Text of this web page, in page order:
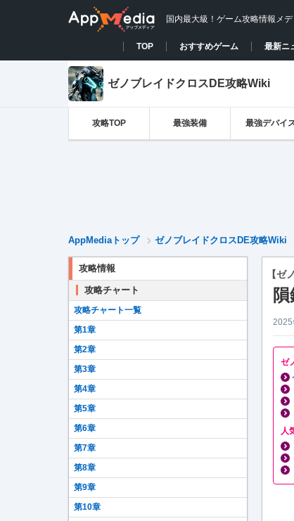
国内最大級！ゲーム攻略情報メデ
TOP おすすめゲーム 最新ニ
ゼノブレイドクロスDE攻略Wiki
攻略TOP 最強装備 最強デバイ
AppMediaトップ ゼノブレイドクロスDE攻略Wiki
【ゼ
2025
ゼ
人
攻略情報
攻略チャート
攻略チャート一覧
第1章
第2章
第3章
第4章
第5章
第6章
第7章
第8章
第9章
第10章